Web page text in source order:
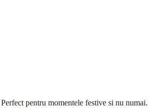
pentru momentele festive si nu numai.